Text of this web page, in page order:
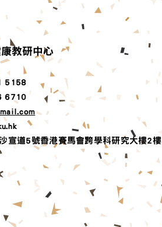
教研中心
5158
6710
宣道5號香港賽馬會跨學科研究大樓2樓